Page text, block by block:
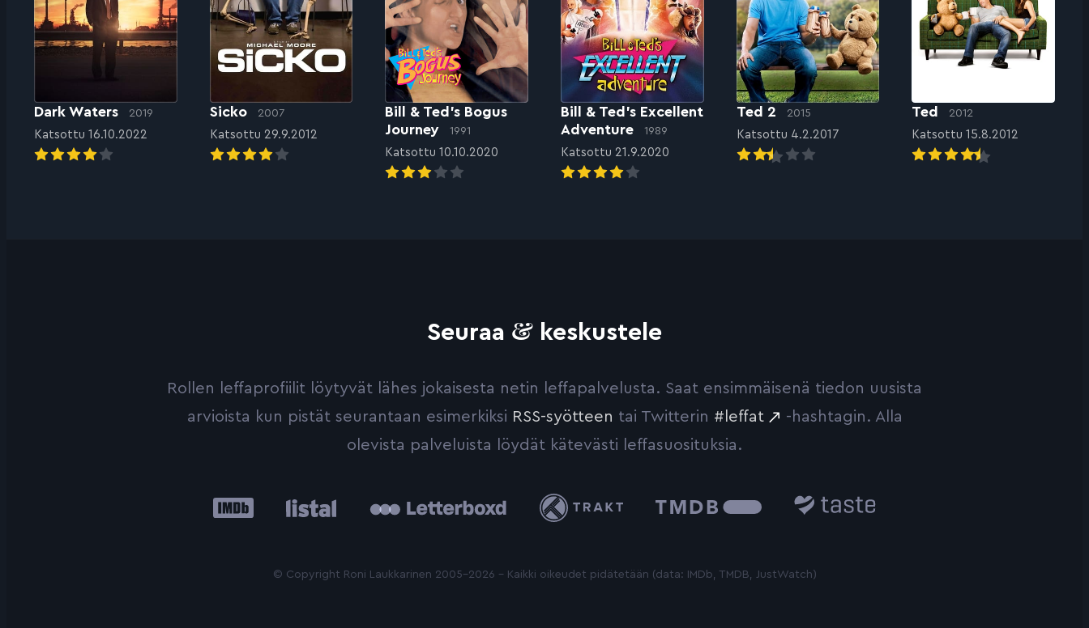
Dark Waters 2019
Katsottu 16.10.2022
Sicko 2007
Katsottu 29.9.2012
Bill & Ted’s Bogus
Journey
1991
Katsottu 10.10.2020
Bill & Ted’s Excellent
Adventure
1989
Katsottu 21.9.2020
Ted 2 2015
Katsottu 4.2.2017
Ted 2012
Katsottu 15.8.2012
Seuraa & keskustele
Rollen leffaprofiilit löytyvät lähes jokaisesta netin leffapalvelusta. Saat ensimmäisenä tiedon uusista
arvioista kun pistät seurantaan esimerkiksi RSS-syötteen tai Twitterin #leffat
-hashtagin. Alla
olevista palveluista löydät kätevästi leffasuosituksia.
IMDb Trakt
Database
© Copyright Roni Laukkarinen 2005-2026 - Kaikki oikeudet pidätetään (data: IMDb, TMDB, JustWatch)